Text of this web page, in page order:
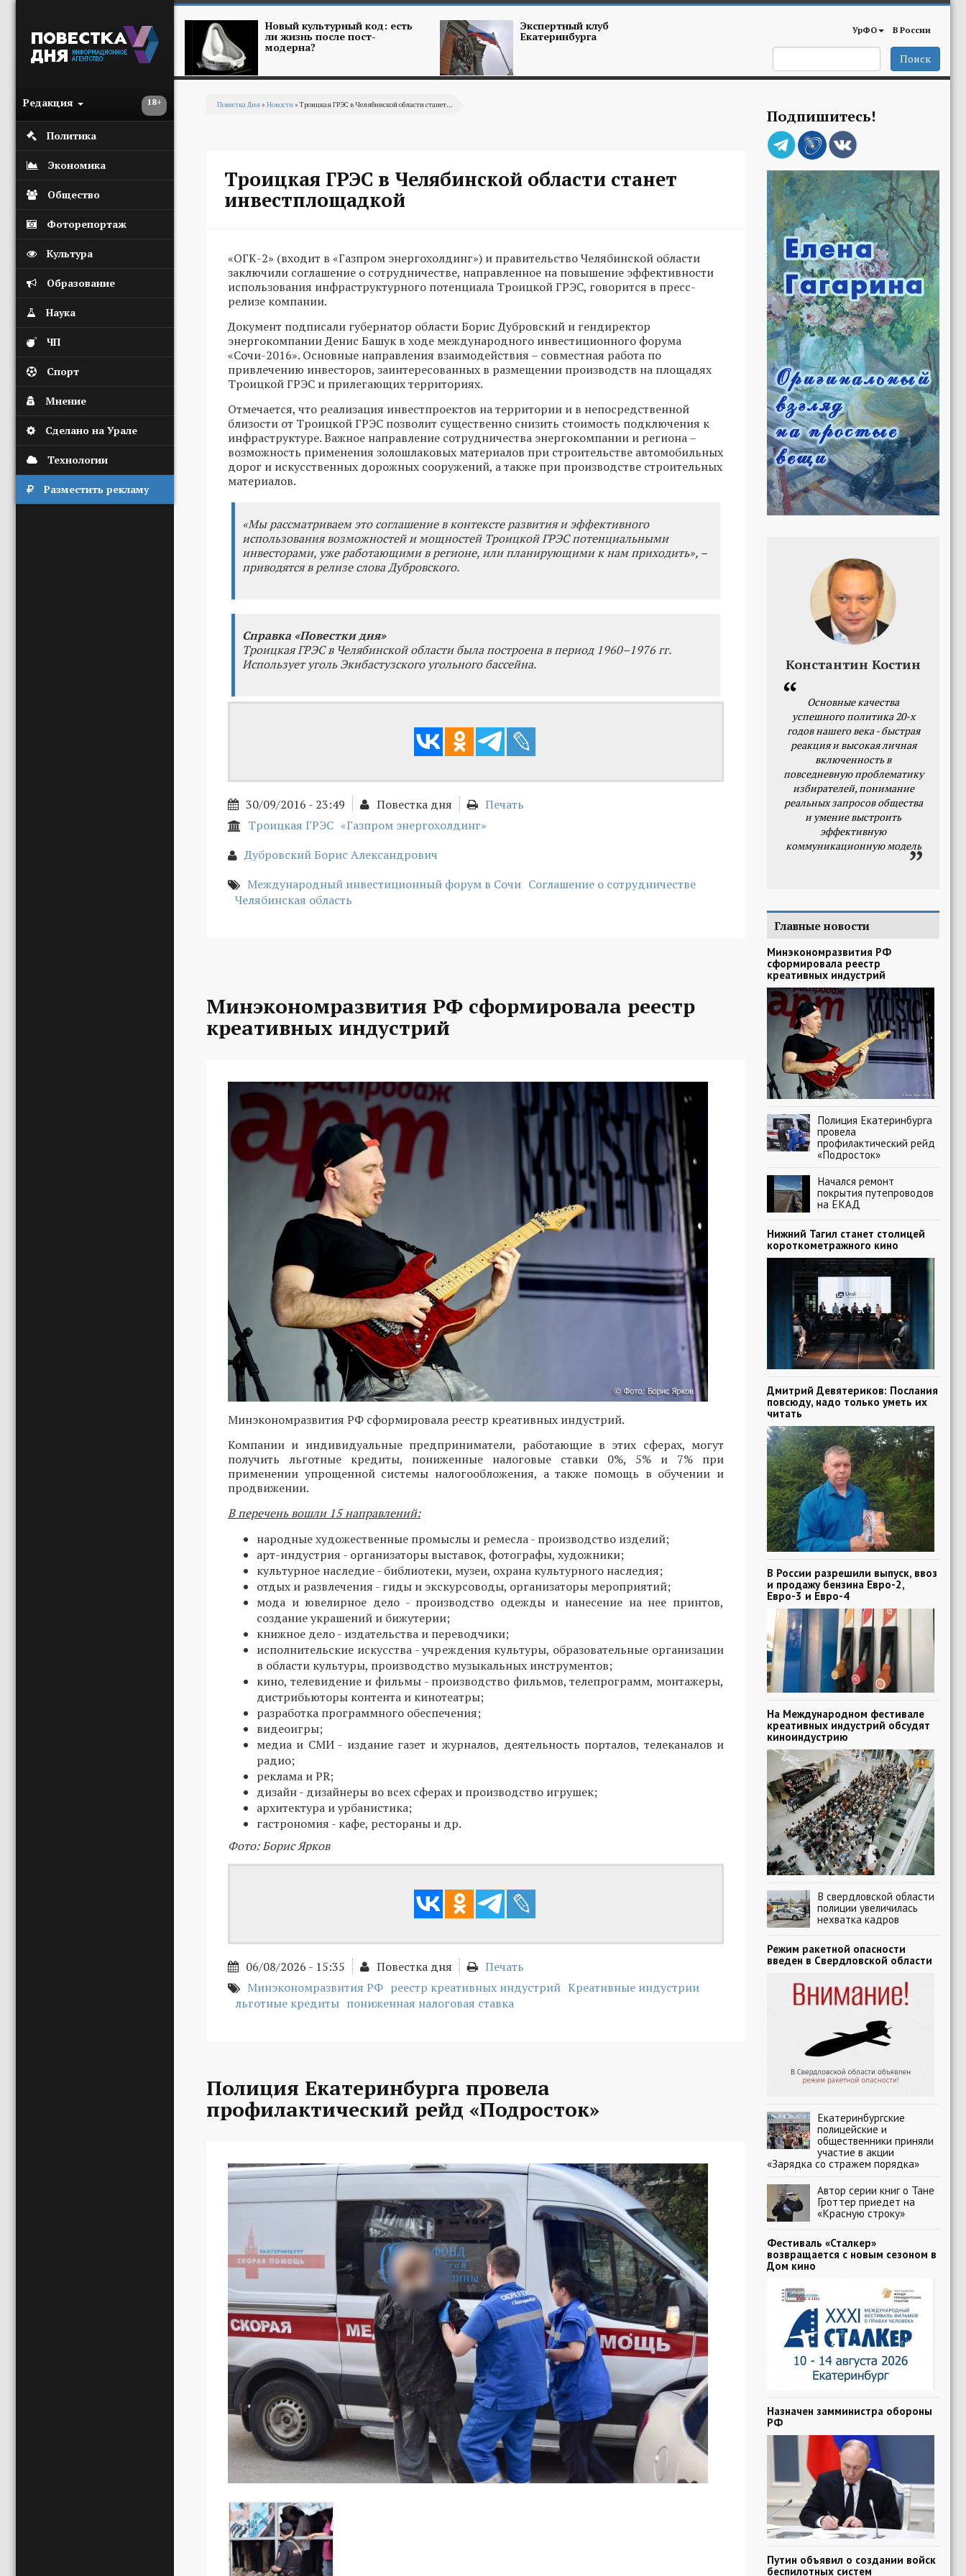
18+
Редакция
Политика
Экономика
Общество
Фоторепортаж
Культура
Образование
Наука
ЧП
Спорт
Мнение
Сделано на Урале
Технологии
Разместить рекламу
Новый культурный код: есть
ли жизнь после пост-
модерна?
Экспертный клуб
Екатеринбурга УрФО В России
Поиск
Повестка Дня» Новости» Троицкая ГРЭС в Челябинской области станет...
Троицкая ГРЭС в Челябинской области станет
инвестплощадкой
«ОГК-2» (входит в «Газпром энергохолдинг») и правительство Челябинской области
заключили соглашение о сотрудничестве, направленное на повышение эффективности
использования инфраструктурного потенциала Троицкой ГРЭС, говорится в пресс-
релизе компании.
Документ подписали губернатор области Борис Дубровский и гендиректор
энергокомпании Денис Башук в ходе международного инвестиционного форума
«Сочи-2016». Основные направления взаимодействия – совместная работа по
привлечению инвесторов, заинтересованных в размещении производств на площадях
Троицкой ГРЭС и прилегающих территориях.
Отмечается, что реализация инвестпроектов на территории и в непосредственной
близости от Троицкой ГРЭС позволит существенно снизить стоимость подключения к
инфраструктуре. Важное направление сотрудничества энергокомпании и региона –
возможность применения золошлаковых материалов при строительстве автомобильных
дорог и искусственных дорожных сооружений, а также при производстве строительных
материалов.
«Мы рассматриваем это соглашение в контексте развития и эффективного
использования возможностей и мощностей Троицкой ГРЭС потенциальными
инвесторами, уже работающими в регионе, или планирующими к нам приходить», –
приводятся в релизе слова Дубровского.
Справка «Повестки дня»
Троицкая ГРЭС в Челябинской области была построена в период 1960–1976 гг.
Использует уголь Экибастузского угольного бассейна.
30/09/2016 - 23:49 Повестка дня
Печать
Троицкая ГРЭС «Газпром энергохолдинг»
Дубровский Борис Александрович
Международный инвестиционный форум в Сочи Соглашение о сотрудничестве
Челябинская область
Минэкономразвития РФ сформировала реестр
креативных индустрий
Минэкономразвития РФ сформировала реестр креативных индустрий.
Компании и индивидуальные предприниматели, работающие в этих сферах, могут
получить льготные кредиты, пониженные налоговые ставки 0%, 5% и 7% при
применении упрощенной системы налогообложения, а также помощь в обучении и
продвижении.
В перечень вошли 15 направлений:
народные художественные промыслы и ремесла - производство изделий;
арт-индустрия - организаторы выставок, фотографы, художники;
культурное наследие - библиотеки, музеи, охрана культурного наследия;
отдых и развлечения - гиды и экскурсоводы, организаторы мероприятий;
мода и ювелирное дело - производство одежды и нанесение на нее принтов,
создание украшений и бижутерии;
книжное дело - издательства и переводчики;
исполнительские искусства - учреждения культуры, образовательные организации
в области культуры, производство музыкальных инструментов;
кино, телевидение и фильмы - производство фильмов, телепрограмм, монтажеры,
дистрибьюторы контента и кинотеатры;
разработка программного обеспечения;
видеоигры;
медиа и СМИ - издание газет и журналов, деятельность порталов, телеканалов и
радио;
реклама и PR;
дизайн - дизайнеры во всех сферах и производство игрушек;
архитектура и урбанистика;
гастрономия - кафе, рестораны и др.
Фото: Борис Ярков
06/08/2026 - 15:35 Повестка дня
Печать
Минэкономразвития РФ реестр креативных индустрий Креативные индустрии
льготные кредиты пониженная налоговая ставка
Полиция Екатеринбурга провела
профилактический рейд «Подросток»
Подпишитесь!
Константин Костин
Основные качества
успешного политика 20-х
годов нашего века - быстрая
реакция и высокая личная
включенность в
повседневную проблематику
избирателей, понимание
реальных запросов общества
и умение выстроить
эффективную
коммуникационную модель
Главные новости
Минэкономразвития РФ
сформировала реестр
креативных индустрий
Полиция Екатеринбурга
провела
профилактический рейд
«Подросток»
Начался ремонт
покрытия путепроводов
на ЕКАД
Нижний Тагил станет столицей
короткометражного кино
Дмитрий Девятериков: Послания
повсюду, надо только уметь их
читать
В России разрешили выпуск, ввоз
и продажу бензина Евро-2,
Евро-3 и Евро-4
На Международном фестивале
креативных индустрий обсудят
киноиндустрию
В свердловской области
полиции увеличилась
нехватка кадров
Режим ракетной опасности
введен в Свердловской области
Екатеринбургские
полицейские и
общественники приняли
участие в акции
«Зарядка со стражем порядка»
Автор серии книг о Тане
Гроттер приедет на
«Красную строку»
Фестиваль «Сталкер»
возвращается с новым сезоном в
Дом кино
Назначен замминистра обороны
РФ
Путин объявил о создании войск
беспилотных систем